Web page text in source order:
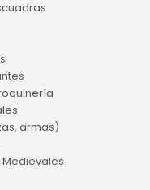
armas)